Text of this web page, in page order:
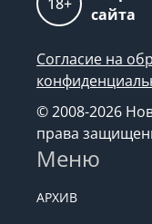
сайта
Согласие на
© 2008-2026
права
Меню
АРХИВ